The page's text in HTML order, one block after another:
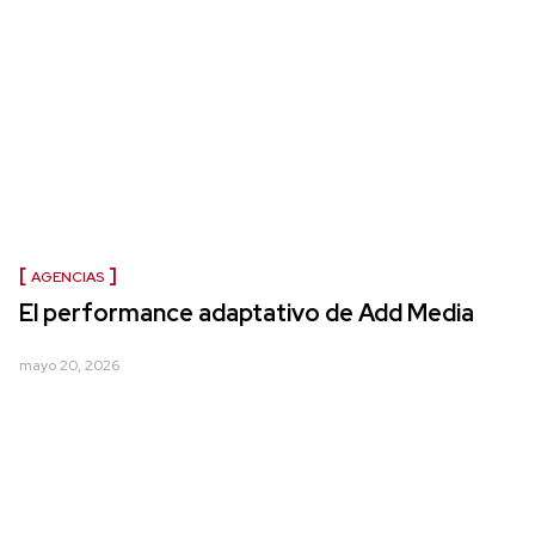
AGENCIAS
El performance adaptativo de Add Media
mayo 20, 2026